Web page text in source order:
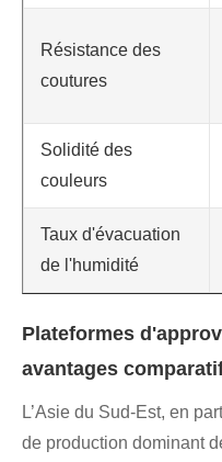
Résistance des
coutures
Solidité des
couleurs
Taux d'évacuation
de l'humidité
Plateformes
avantages
L’Asie du Sud-Est, en
de production dominant